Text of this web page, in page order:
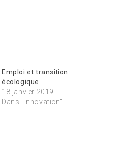
Emploi et transition
écologique
18 janvier 2019
Dans "Innovation"